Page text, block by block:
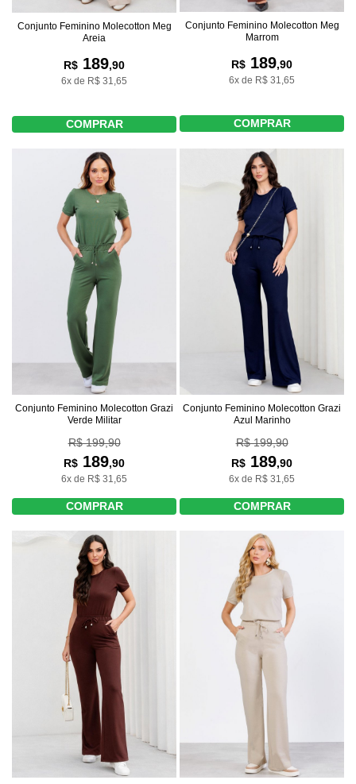
Conjunto Feminino Molecotton Meg
Areia
R$ 189,90
6x de R$ 31,65
COMPRAR
Conjunto Feminino Molecotton Meg
Marrom
R$ 189,90
6x de R$ 31,65
COMPRAR
Conjunto Feminino Molecotton Grazi
Verde Militar
R$ 199,90
R$ 189,90
6x de R$ 31,65
COMPRAR
Conjunto Feminino Molecotton Grazi
Azul Marinho
R$ 199,90
R$ 189,90
6x de R$ 31,65
COMPRAR